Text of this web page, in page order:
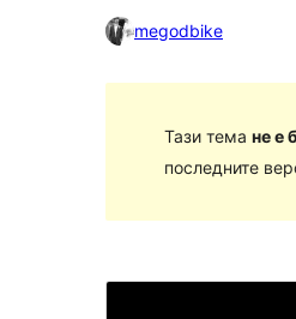
megodbike
Тази тема не е
последните